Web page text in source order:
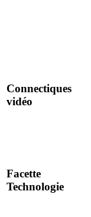
Connectiques
vidéo
Facette
Technologie